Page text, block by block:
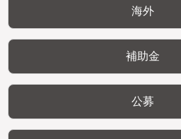
海外
補助金
公募